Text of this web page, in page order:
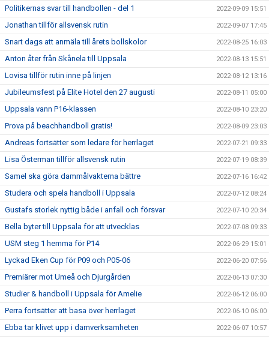
Politikernas svar till handbollen - del 1 2022-09-09 15:51
Jonathan tillför allsvensk rutin 2022-09-07 17:45
Snart dags att anmäla till årets bollskolor 2022-08-25 16:03
Anton åter från Skånela till Uppsala 2022-08-13 15:51
Lovisa tillför rutin inne på linjen 2022-08-12 13:16
Jubileumsfest på Elite Hotel den 27 augusti 2022-08-11 05:00
Uppsala vann P16-klassen 2022-08-10 23:20
Prova på beachhandboll gratis! 2022-08-09 23:03
Andreas fortsätter som ledare för herrlaget 2022-07-21 09:33
Lisa Österman tillför allsvensk rutin 2022-07-19 08:39
Samel ska göra dammålvakterna bättre 2022-07-16 16:42
Studera och spela handboll i Uppsala 2022-07-12 08:24
Gustafs storlek nyttig både i anfall och försvar 2022-07-10 20:34
Bella byter till Uppsala för att utvecklas 2022-07-08 09:33
USM steg 1 hemma för P14 2022-06-29 15:01
Lyckad Eken Cup för P09 och P05-06 2022-06-20 07:56
Premiärer mot Umeå och Djurgården 2022-06-13 07:30
Studier & handboll i Uppsala för Amelie 2022-06-12 06:00
Perra fortsätter att basa över herrlaget 2022-06-10 06:00
Ebba tar klivet upp i damverksamheten 2022-06-07 10:57